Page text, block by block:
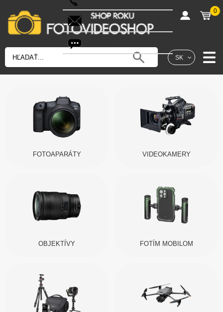
SK
shop@fotovideoshop.sk
0
FOTOAPARÁTY VIDEOKAMERY
OBJEKTÍVY FOTÍM MOBILOM